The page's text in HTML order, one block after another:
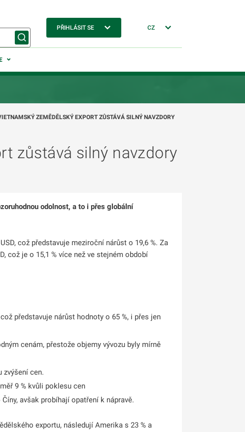
PŘIHLÁSIT SE CZ
ZEMĚDĚLSKÝ EXPORT ZŮSTÁVÁ SILNÝ NAVZDORY
zůstává silný navzdory
odolnost, a to i přes globální
což představuje meziroční nárůst o 19,6 %. Za
což je o 15,1 % více než ve stejném období
představuje nárůst hodnoty o 65 %, i přes jen
cenám, přestože objemy vývozu byly mírně
zvýšení cen.
9 % kvůli poklesu cen
avšak probíhají opatření k nápravě.
exportu, následují Amerika s 23 % a